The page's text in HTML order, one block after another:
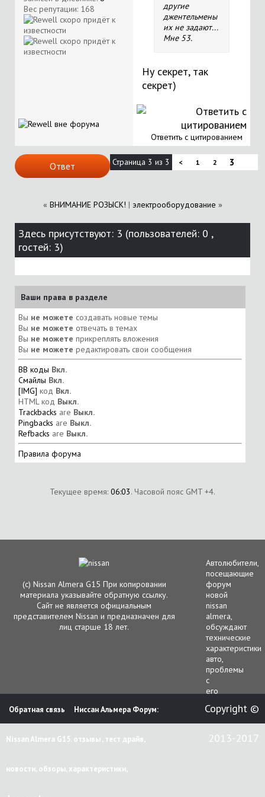
Вес репутации: 168
другие
джентельмены
их не задают...
Мне 53.
Ну секрет, так
секрет)
Ответить с цитированием
Ответ Страница 3 из 3 < 1 2 3
« ВНИМАНИЕ РОЗЫСК! | электрооборудование »
Здесь присутствуют: 3 (пользователей: 0 ,
гостей: 3)
Ваши права в разделе
Вы не можете создавать новые темы
Вы не можете отвечать в темах
Вы не можете прикреплять вложения
Вы не можете редактировать свои сообщения
BB коды Вкл.
Смайлы Вкл.
[IMG] код Вкл.
HTML код Выкл.
Trackbacks are Выкл.
Pingbacks are Выкл.
Refbacks are Выкл.
Правила форума
Текущее время: 06:03. Часовой пояс GMT +4.
(с) Nissan Almera G15 При копировании
материала указывайте обратную ссылку.
Сайт не является официальным
представителем Nissan и предназначен для
лиц старше 18 лет.
Автолюбители,
посещающие
форум
новой
nissan
almera,
обсуждают
технические
характеристики
авто,
проблемы
с
его
гарантийным
и
сервисным
обслуживанием.
Обратная связь Ниссан Альмера Форум:
Nissan Almera G15. отзывы , тест драйв,
новости, обзоры, характеристики,
Copyright ©
2013-2017